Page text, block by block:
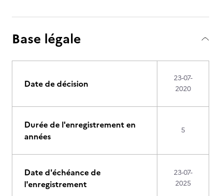
Base légale
Date de décision
23-07-
2020
Durée de l'enregistrement en
années
5
Date d'échéance de
l'enregistrement
23-07-
2025